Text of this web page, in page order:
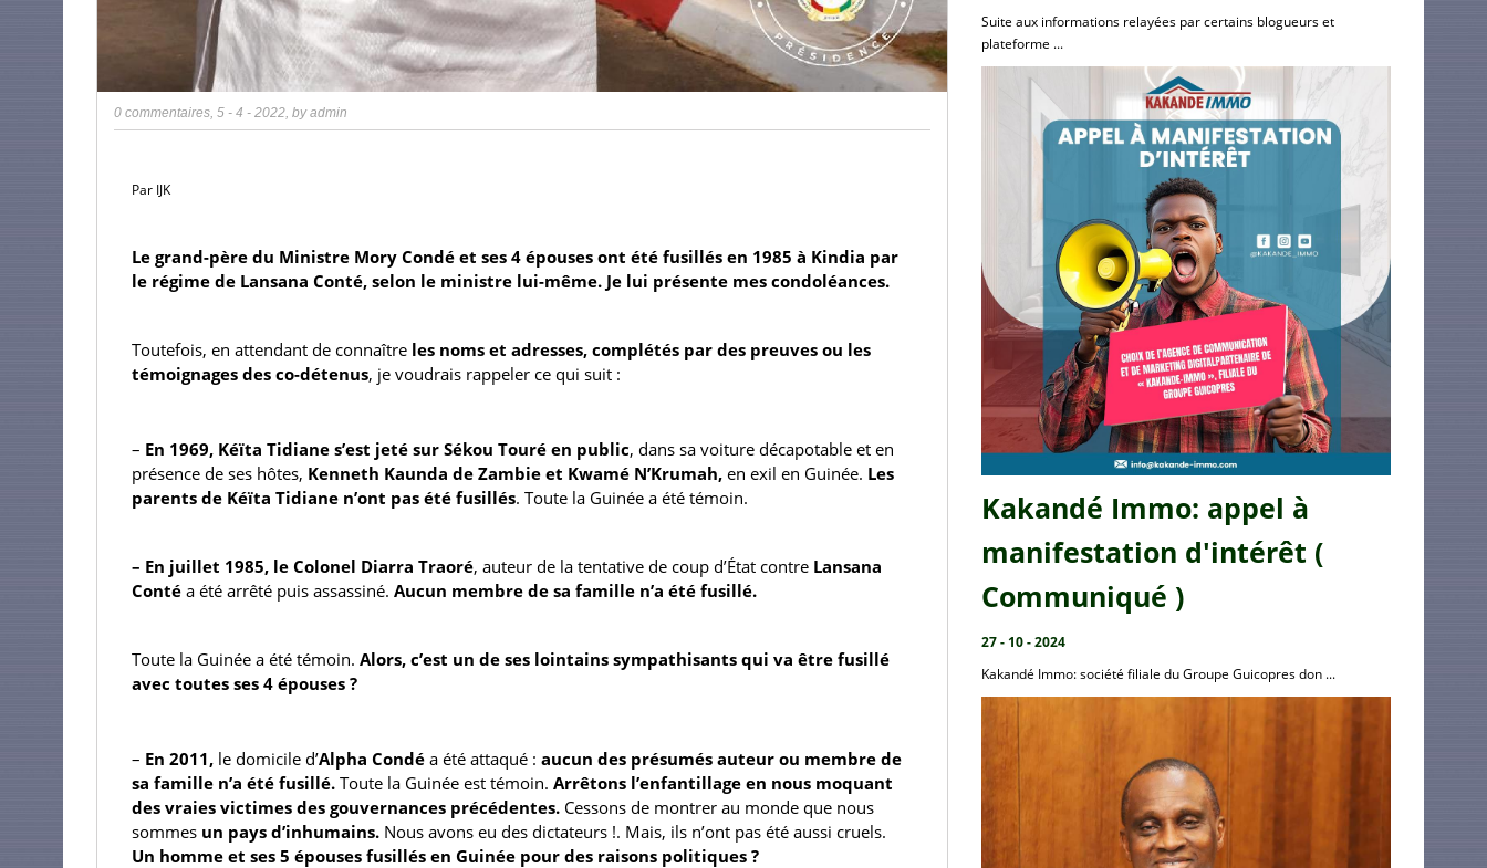
0 commentaires, 5 - 4 - 2022, byadmin
Par IJK
Le grand-père du Ministre Mory Condé et ses 4 épouses ont été fusillés en 1985 à Kindia par
le régime de Lansana Conté, selon le ministre lui-même. Je lui présente mes condoléances.
Toutefois, en attendant de connaître les noms et adresses, complétés par des preuves ou les
témoignages des co-détenus, je voudrais rappeler ce qui suit :
– En 1969, Kéïta Tidiane s’est jeté sur Sékou Touré en public, dans sa voiture décapotable et en
présence de ses hôtes, Kenneth Kaunda de Zambie et Kwamé N’Krumah, en exil en Guinée. Les
parents de Kéïta Tidiane n’ont pas été fusillés. Toute la Guinée a été témoin.
– En juillet 1985, le Colonel Diarra Traoré, auteur de la tentative de coup d’État contre Lansana
Conté a été arrêté puis assassiné. Aucun membre de sa famille n’a été fusillé.
Toute la Guinée a été témoin. Alors, c’est un de ses lointains sympathisants qui va être fusillé
avec toutes ses 4 épouses ?
– En 2011, le domicile d’Alpha Condé a été attaqué : aucun des présumés auteur ou membre de
sa famille n’a été fusillé. Toute la Guinée est témoin. Arrêtons l’enfantillage en nous moquant
des vraies victimes des gouvernances précédentes. Cessons de montrer au monde que nous
sommes un pays d’inhumains.
Un homme et ses 5 épouses fusillés en Guinée pour des raisons politiques ?
Suite aux informations relayées par certains blogueurs et
plateforme ...
Kakandé Immo: appel à
manifestation d'intérêt (
Communiqué )
27 - 10 - 2024
Kakandé Immo: société filiale du Groupe Guicopres don ...